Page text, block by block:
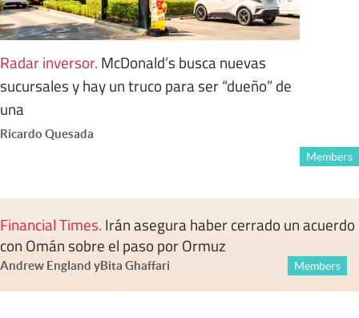
Radar inversor. McDonald’s busca nuevas
sucursales y hay un truco para ser “dueño” de
una
Ricardo Quesada
Members
Financial Times. Irán asegura haber cerrado un acuerdo
con Omán sobre el paso por Ormuz
Andrew England yBita Ghaffari Members